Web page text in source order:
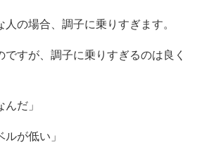
人の場合、調子に乗りすぎます。
すが、調子に乗りすぎるのは良く
だ」
ルが低い」